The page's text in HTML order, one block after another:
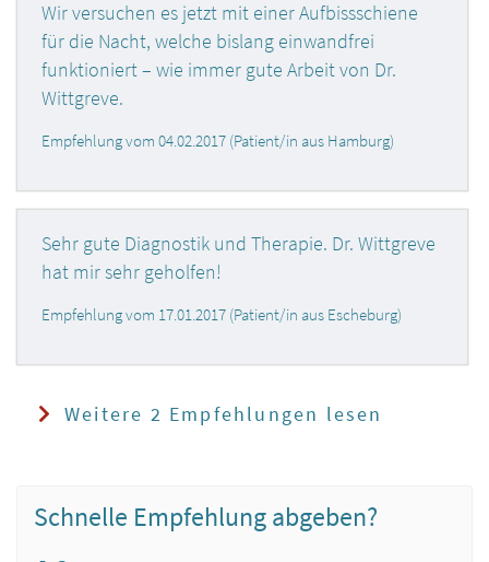
Wir versuchen es jetzt mit einer Aufbissschiene
für die Nacht, welche bislang einwandfrei
funktioniert – wie immer gute Arbeit von Dr.
Wittgreve.
Empfehlung vom 04.02.2017 (Patient/in aus Hamburg)
Sehr gute Diagnostik und Therapie. Dr. Wittgreve
hat mir sehr geholfen!
Empfehlung vom 17.01.2017 (Patient/in aus Escheburg)
Weitere 2 Empfehlungen lesen
Schnelle Empfehlung abgeben?